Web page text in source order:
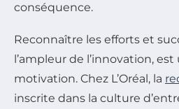
conséquence.
Reconnaître les efforts et
l’ampleur de l’innovation,
motivation. Chez L’Oréal, la
inscrite dans la culture